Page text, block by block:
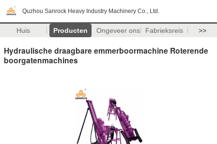
Quzhou Sanrock Heavy Industry Machinery Co., Ltd.
Huis Producten Ongeveer ons Fabrieksreis >>
Hydraulische draagbare emmerboormachine Roterende
boorgatenmachines